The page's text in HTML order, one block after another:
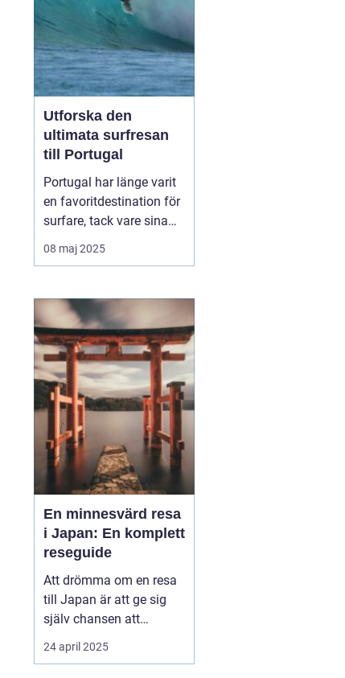
Utforska den
ultimata surfresan
till Portugal
Portugal har länge varit
en favoritdestination för
surfare, tack vare sina
vidsträckta kuster och
imponerande vågor. En
erbjuder mer än bara
surf...
08 maj 2025
En minnesvärd resa
i Japan: En komplett
reseguide
Att drömma om en resa
till Japan är att ge sig
själv chansen att
uppleva en värld där
tradition och modernitet
24 april 2025